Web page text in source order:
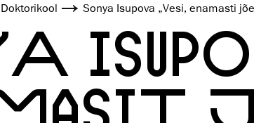
Doktorikool Sonya Isupova „Vesi, enamasti